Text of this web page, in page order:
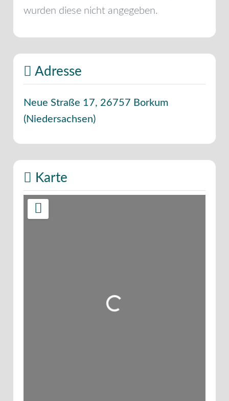
wurden diese nicht angegeben.
Adresse
Neue Straße 17, 26757 Borkum
(Niedersachsen)
Karte
Wird geladen …